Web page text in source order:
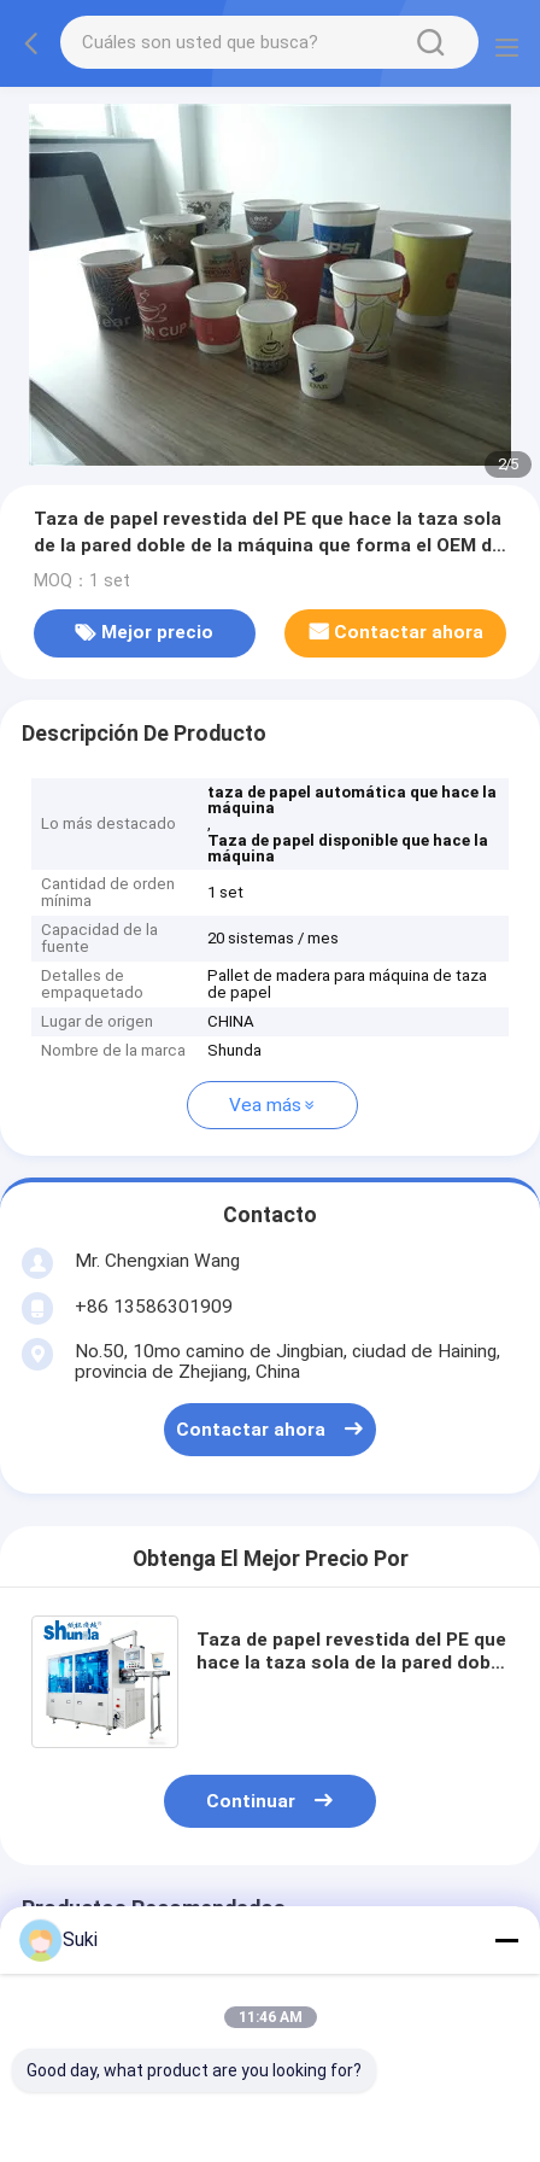
2/5
Taza de papel revestida del PE que hace la taza sola
de la pared doble de la máquina que forma el OEM de
la máquina
MOQ：1 set
Mejor precio Contactar ahora
Descripción De Producto
Lo más destacado
taza de papel automática que hace la
máquina
,
Taza de papel disponible que hace la
máquina
Cantidad de orden
mínima
1 set
Capacidad de la
fuente
20 sistemas / mes
Detalles de
empaquetado
Pallet de madera para máquina de taza
de papel
Lugar de origen
CHINA
Nombre de la marca
Shunda
Vea más
Contacto
Mr. Chengxian Wang
+86 13586301909
No.50, 10mo camino de Jingbian, ciudad de Haining,
provincia de Zhejiang, China
Contactar ahora
Obtenga El Mejor Precio Por
Taza de papel revestida del PE que
hace la taza sola de la pared doble
Continuar
Productos Recomendados
Suki
11:46 AM
Good day, what product are you looking for?